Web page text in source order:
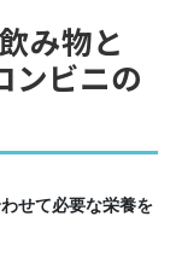
み物と
ンビニの
せて必要な栄養を